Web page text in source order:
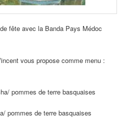
fête avec la Banda Pays Médoc
vous propose comme menu :
pommes de terre basquaises
pommes de terre basquaises